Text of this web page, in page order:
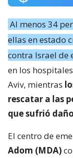
Al menos 34
ellas en estado
contra Israel de
en los
Aviv, mientras
rescatar a las
que sufrió
El centro de
Adom (MDA)